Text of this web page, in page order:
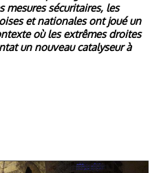
mesures sécuritaires, les
et nationales ont joué un
où les extrêmes droites
un nouveau catalyseur à